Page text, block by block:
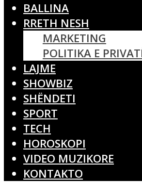
BALLINA
RRETH NESH
MARKETING
POLITIKA E
LAJME
SHOWBIZ
SHËNDETI
SPORT
TECH
HOROSKOPI
VIDEO MUZIKORE
KONTAKTO